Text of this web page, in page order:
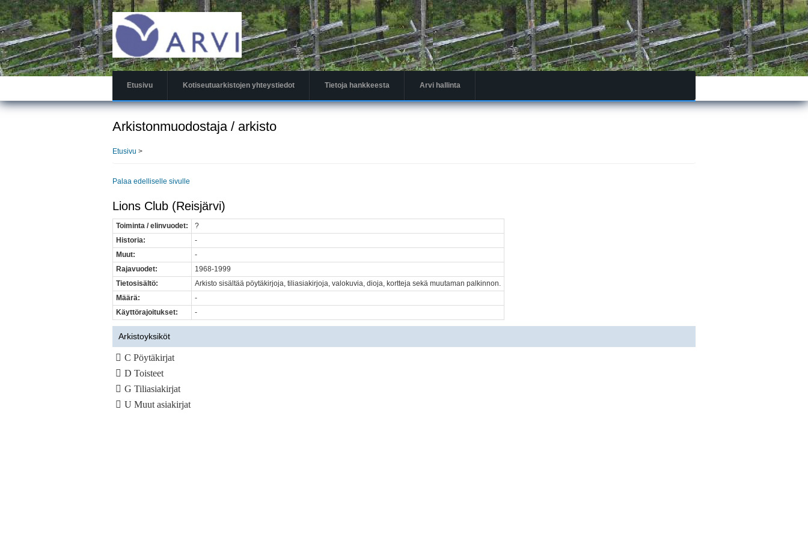
Hyppää
pääsisältöön
Etusivu Kotiseutuarkistojen yhteystiedot Tietoja hankkeesta Arvi hallinta
Arkistonmuodostaja / arkisto
Etusivu >
Palaa edelliselle sivulle
Lions Club (Reisjärvi)
Toiminta / elinvuodet:
?
Historia:
-
Muut:
-
Rajavuodet:
1968-1999
Tietosisältö:
Arkisto sisältää pöytäkirjoja, tiliasiakirjoja, valokuvia, dioja, kortteja sekä muutaman palkinnon.
Määrä:
-
Käyttörajoitukset:
-
Arkistoyksiköt
C Pöytäkirjat
D Toisteet
G Tiliasiakirjat
U Muut asiakirjat